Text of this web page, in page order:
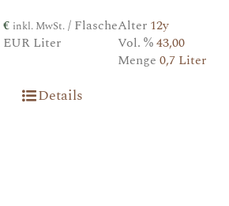
€ inkl. MwSt./ Flasche
EUR Liter
Alter 12y
Vol. %43,00
Menge 0,7 Liter
Details